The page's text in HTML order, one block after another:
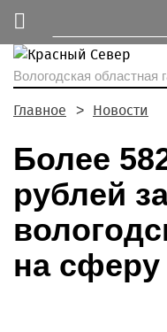
Вологодская областная
Главное Новости
Более
рублей
на сферу